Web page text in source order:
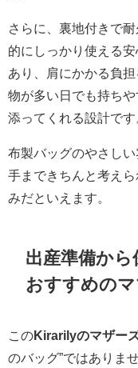
さらに、裏地付きで
的にしっかり使える
あり、肩にかかる負
物が多い日でも持ち
添ってくれる設計です
布製バッグのやさし
手まできちんと考え
みだといえます。
出産準備から
おすすめの
このKirarilyのマザー
のバッグ”ではありま